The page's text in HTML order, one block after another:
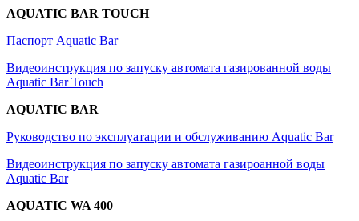
AQUATIC BAR TOUCH
Паспорт Aquatic Bar
Видеоинструкция по запуску автомата газированной воды
Aquatic Bar Touch
AQUATIC BAR
Руководство по эксплуатации и обслуживанию Aquatic Bar
Видеоинструкция по запуску автомата газироанной воды
Aquatic Bar
AQUATIC WA 400